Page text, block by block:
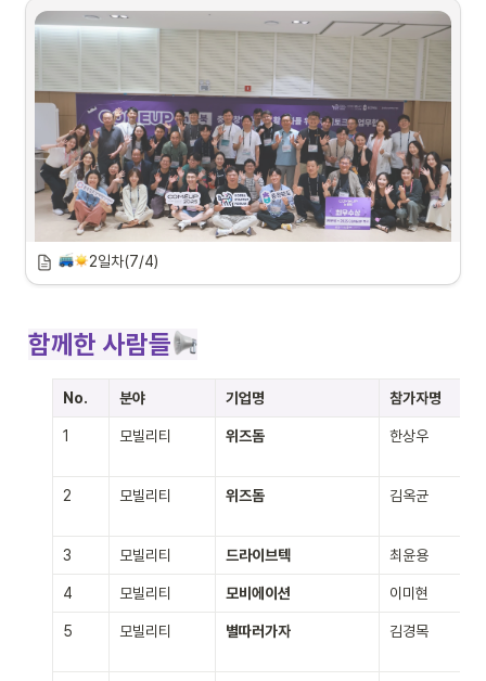
장마철이라 걱정도 많았지만,
다행히도 쨍쨍한 햇살과 함께 청명한 날씨 속에서 충북 트립이 힘차게 시작됐어요!
청남대에 왔으면… 당연히 청남대부터 둘러봐야죠?!
청남대의 고요한 아침을 우리끼리만 누릴 수 있었다는 사실!
2일차 (7/4)
선선한 바람과 함께 여유롭게 산책하며
2일차(7/4)
함께한 사람들
No. 분야 기업명 참가자명
1 모빌리티 위즈돔 한상우
2 모빌리티 위즈돔 김옥균
3 모빌리티 드라이브텍 최윤용
4 모빌리티 모비에이션 이미현
5 모빌리티 별따러가자 김경목